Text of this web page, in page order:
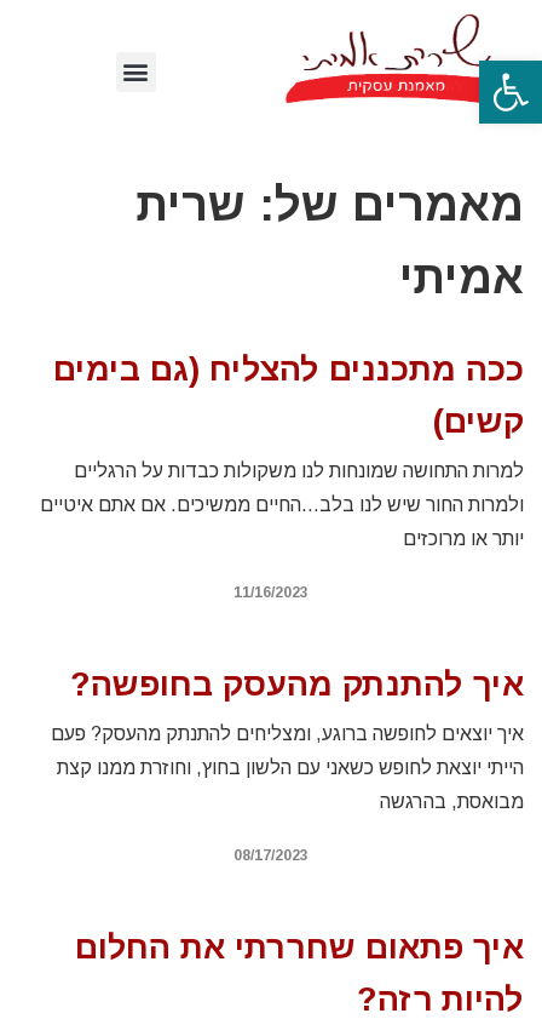
פתח סרגל נגישות
מאמרים של: שרית
אמיתי
ככה מתכננים להצליח (גם בימים
קשים)
למרות התחושה שמונחות לנו משקולות כבדות על הרגליים
ולמרות החור שיש לנו בלב…החיים ממשיכים. אם אתם איטיים
יותר או מרוכזים
11/16/2023
איך להתנתק מהעסק בחופשה?
איך יוצאים לחופשה ברוגע, ומצליחים להתנתק מהעסק? פעם
הייתי יוצאת לחופש כשאני עם הלשון בחוץ, וחוזרת ממנו קצת
מבואסת, בהרגשה
08/17/2023
איך פתאום שחררתי את החלום
להיות רזה?